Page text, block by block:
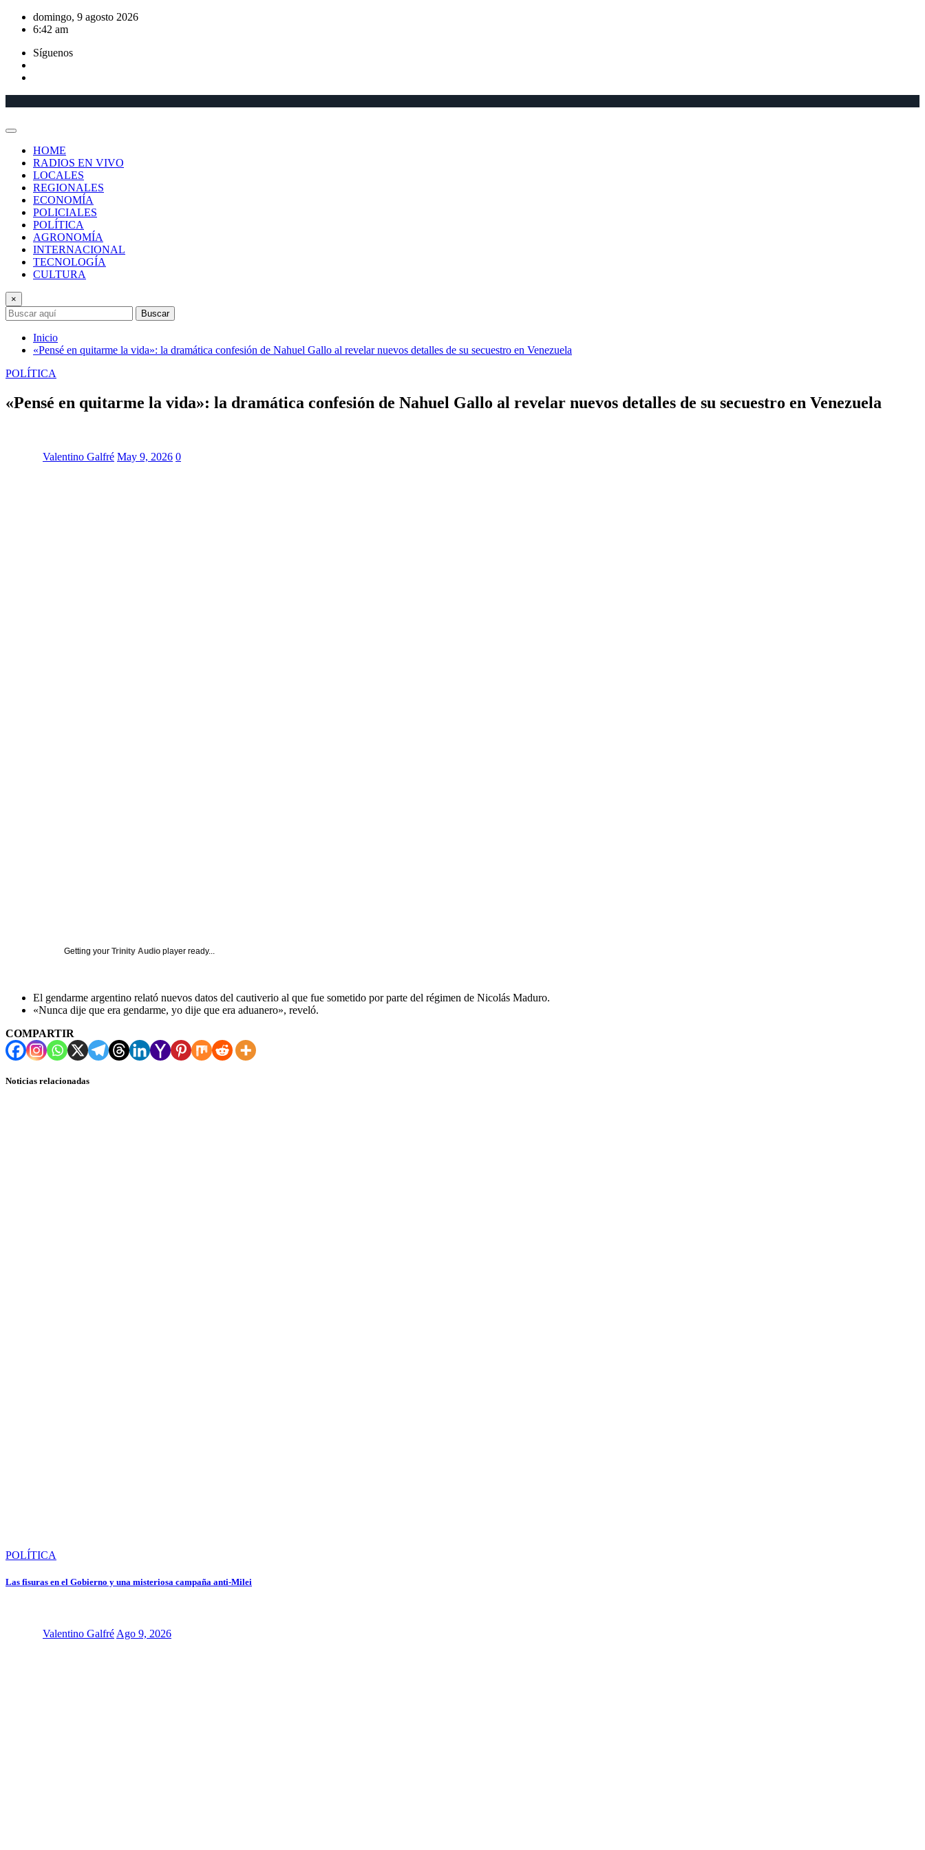
Saltar
domingo, 9 agosto 2026
6:42 am
Síguenos
HOME
RADIOS EN VIVO
LOCALES
REGIONALES
ECONOMÍA
POLICIALES
POLÍTICA
AGRONOMÍA
INTERNACIONAL
TECNOLOGÍA
CULTURA
×
Buscar
Inicio
«Pensé en quitarme la vida»: la dramática confesión de Nahuel Gallo al revelar nuevos detalles de su secuestro en Venezuela
POLÍTICA
«Pensé en quitarme la vida»: la dramática confesión de Nahuel Gallo al revelar nuevos detalles de su secuestro en Venezuela
Valentino Galfré May 9, 2026 0
Getting your Trinity Audio player ready...
El gendarme argentino relató nuevos datos del cautiverio al que fue sometido por parte del régimen de Nicolás Maduro.
«Nunca dije que era gendarme, yo dije que era aduanero», reveló.
COMPARTIR
Noticias relacionadas
POLÍTICA
Las fisuras en el Gobierno y una misteriosa campaña anti-Milei
Valentino GalfréAgo 9, 2026